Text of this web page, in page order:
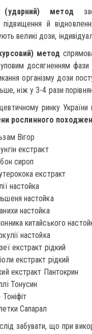
метод
й
великі дози,
метод
досягненням фази
організму дози
ніж у 3-4 рази
ринку України
рослинного
Вігор
екстракт
сироп
екстракт
настойка
настойка
настойка
китайського
настойка
екстракт рідкий
екстракт рідкий
екстракт Пантокрин
Тонусин
Тоніфіт
Сапарал
забувати, що при